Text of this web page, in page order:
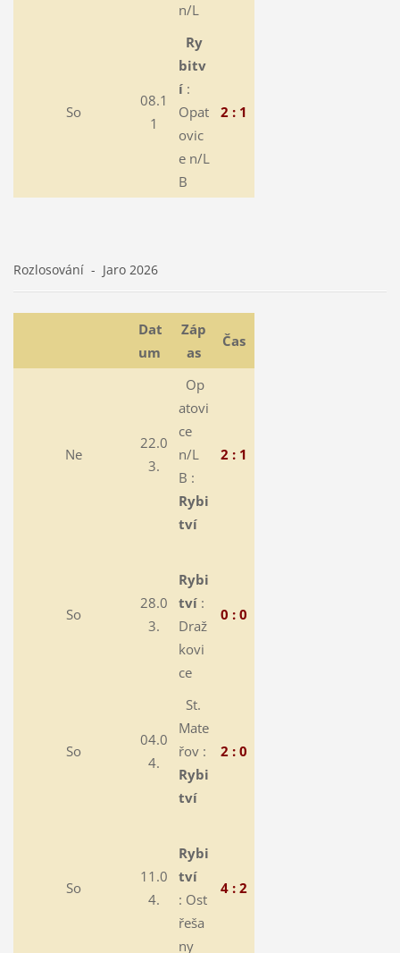
n/L
So
08.1
1
Ry
bitv
í:
Opat
ovic
e n/L
B
2 : 1
Rozlosování - Jaro 2026
Dat
um
Záp
as
Čas
Ne
22.0
3.
Op
atovi
ce
n/L
B :
Rybi
tví
2 : 1
So
28.0
3.
Rybi
tví:
Draž
kovi
ce
0 : 0
So
04.0
4.
St.
Mate
řov :
Rybi
tví
2 : 0
So
11.0
4.
Rybi
tví
: Ost
řeša
ny
4 : 2